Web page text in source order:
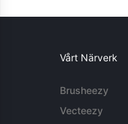
Vårt Närverk
Brusheezy
Vecteezy